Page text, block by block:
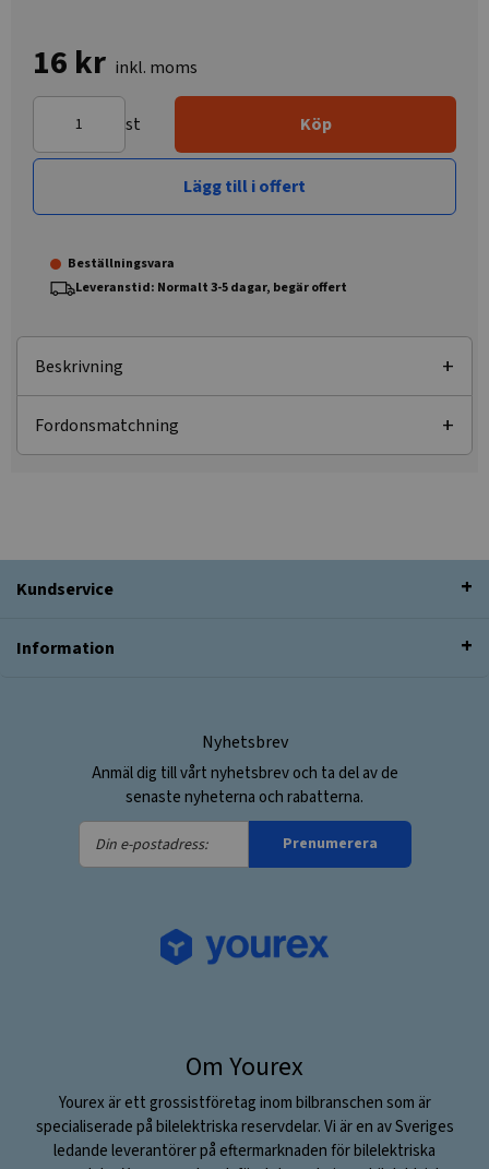
16 kr inkl. moms
st Köp
Lägg till i offert
Beställningsvara
Leveranstid: Normalt 3-5 dagar, begär offert
Beskrivning
Fordonsmatchning
Kundservice
Information
Nyhetsbrev
Anmäl dig till vårt nyhetsbrev och ta del av de
senaste nyheterna och rabatterna.
Din
e-
Prenumerera
Om Yourex
Yourex är ett grossistföretag inom bilbranschen som är
specialiserade på bilelektriska reservdelar. Vi är en av Sveriges
ledande leverantörer på eftermarknaden för bilelektriska